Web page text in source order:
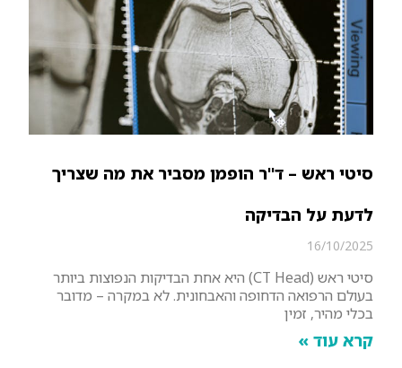
סיטי ראש – ד"ר הופמן מסביר את מה שצריך
לדעת על הבדיקה
16/10/2025
סיטי ראש (CT Head) היא אחת הבדיקות הנפוצות ביותר
בעולם הרפואה הדחופה והאבחונית. לא במקרה – מדובר
בכלי מהיר, זמין
קרא עוד »